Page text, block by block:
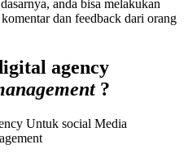
anda bisa melakukan
dan feedback dari orang
agency
?